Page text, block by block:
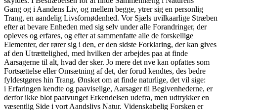
Gang og i Aandens Liv, og mellem begge, ytrer sig en personlig
Trang, en aandelig Livsfornødenhed. Vor Sjæls uvilkaarlige Stræben
efter at bevare Enheden med sig selv under alle Forandringer, der
opleves og erfares, og efter at sammenfatte alle de forskellige
Elementer, der rører sig i den, er den sidste Forklaring, der kan gives
af den Utrættelighed, med hvilken der arbejdes paa at finde
Aarsagerne til alt, hvad der sker. Jo mere det nve kan opfattes som
Fortsættelse eller Omsætning af det, der forud kendtes, des bedre
fyldestgøres hin Trang. Ønsket om at finde naturlige, det vil sige:
i Erfaringen kendte og paaviselige, Aarsager til Begivenhederne, er
derfor ikke blot paatvunget Erkendelsen udefra, men udtrykker en
væsentlig Side i vort Aandslivs Natur. Videnskabelig Forsken er